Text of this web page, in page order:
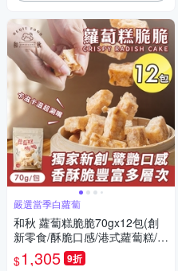
嚴選當季白蘿蔔
和秋 蘿蔔糕脆脆70gx12包(創
新零食/酥脆口感/港式蘿蔔糕/在
來米/傳統風味/台式小吃/團購)
$1,305 9折